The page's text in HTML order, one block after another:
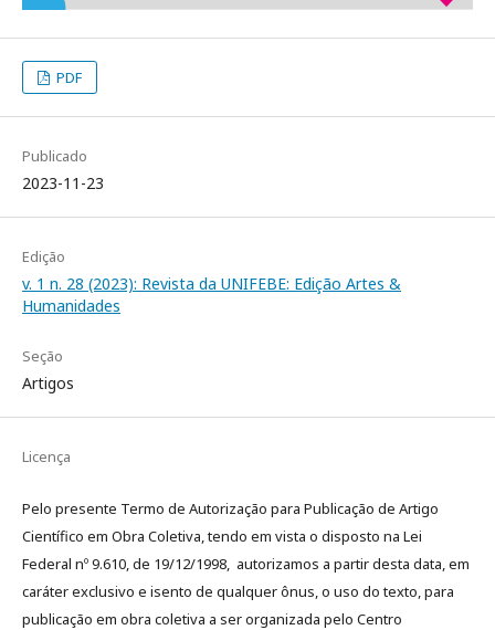
PDF
Publicado
2023-11-23
Edição
v. 1 n. 28 (2023): Revista da UNIFEBE: Edição Artes &
Humanidades
Seção
Artigos
Licença
Pelo presente Termo de Autorização para Publicação de Artigo
Científico em Obra Coletiva, tendo em vista o disposto na Lei
Federal nº 9.610, de 19/12/1998, autorizamos a partir desta data, em
caráter exclusivo e isento de qualquer ônus, o uso do texto, para
publicação em obra coletiva a ser organizada pelo Centro